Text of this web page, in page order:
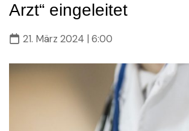
Arzt“ eingeleitet
21. März 2024 | 6:00